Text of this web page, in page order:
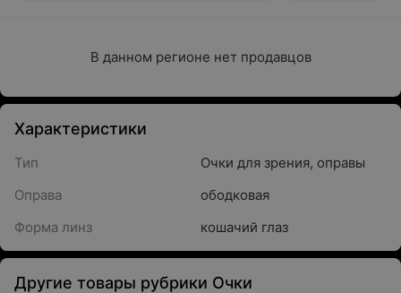
В данном регионе нет продавцов
Характеристики
Тип
Очки для зрения, оправы
Оправа
ободковая
Форма линз
кошачий глаз
Другие товары рубрики Очки